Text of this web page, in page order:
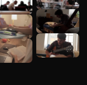
più